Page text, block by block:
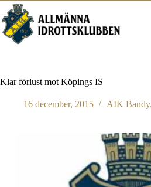
Hoppa
till
innehåll
Klar förlust mot Köpings IS
16 december, 2015 AIK Bandy,